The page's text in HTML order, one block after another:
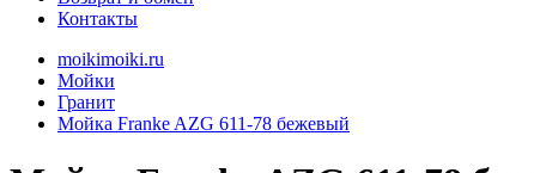
Контакты
moikimoiki.ru
Мойки
Гранит
Мойка Franke AZG 611-78 бежевый